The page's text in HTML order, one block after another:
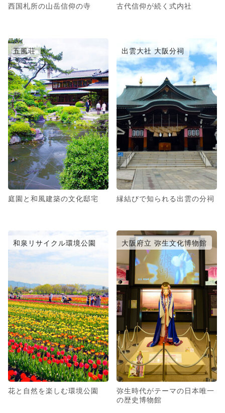
西国札所の山岳信仰の寺 古代信仰が続く式内社
五風荘
庭園と和風建築の文化邸宅
出雲大社 大阪分祠
縁結びで知られる出雲の分祠
和泉リサイクル環境公園
花と自然を楽しむ環境公園
大阪府立 弥生文化博物館
弥生時代がテーマの日本唯一
の歴史博物館